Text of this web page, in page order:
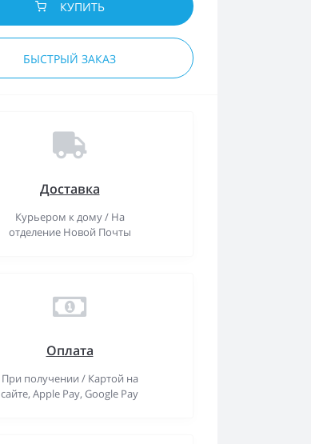
КУПИТЬ
БЫСТРЫЙ ЗАКАЗ
Доставка
Курьером к дому / На
отделение Новой Почты
Оплата
При получении / Картой на
сайте, Apple Pay, Google Pay